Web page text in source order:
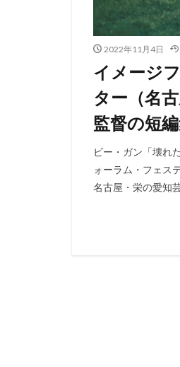
2022年11月4日
イメージ
ター（名
監督の短
ビー・ガン「壊れ
ォーラム・フェス
名古屋・栄の愛知